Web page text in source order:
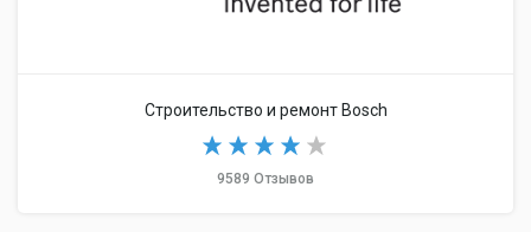
Строительство и ремонт Bosch
9589 Отзывов